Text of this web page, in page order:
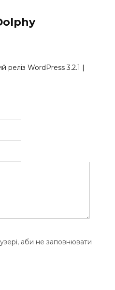
реліз WordPress 3.2.1 |
аби не заповнювати